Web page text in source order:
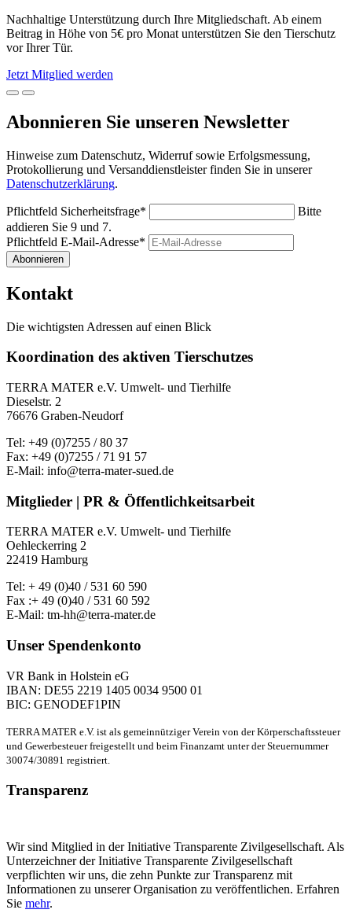
Nachhaltige Unterstützung durch Ihre Mitgliedschaft. Ab einem
Beitrag in Höhe von 5€ pro Monat unterstützen Sie den Tierschutz
vor Ihrer Tür.
Jetzt Mitglied werden
Abonnieren Sie unseren Newsletter
Hinweise zum Datenschutz, Widerruf sowie Erfolgsmessung,
Protokollierung und Versanddienstleister finden Sie in unserer
Datenschutzerklärung.
Pflichtfeld Sicherheitsfrage*
Bitte
addieren Sie 9 und 7.
Pflichtfeld E-Mail-Adresse*
Abonnieren
Kontakt
Die wichtigsten Adressen auf einen Blick
Koordination des aktiven Tierschutzes
TERRA MATER e.V. Umwelt- und Tierhilfe
Dieselstr. 2
76676 Graben-Neudorf
Tel: +49 (0)7255 / 80 37
Fax: +49 (0)7255 / 71 91 57
E-Mail: info@terra-mater-sued.de
Mitglieder | PR & Öffentlichkeitsarbeit
TERRA MATER e.V. Umwelt- und Tierhilfe
Oehleckerring 2
22419 Hamburg
Tel: + 49 (0)40 / 531 60 590
Fax :+ 49 (0)40 / 531 60 592
E-Mail: tm-hh@terra-mater.de
Unser Spendenkonto
VR Bank in Holstein eG
IBAN: DE55 2219 1405 0034 9500 01
BIC: GENODEF1PIN
TERRA MATER e.V. ist als gemeinnütziger Verein von der Körperschaftssteuer
und Gewerbesteuer freigestellt und beim Finanzamt unter der Steuernummer
30074/30891 registriert.
Transparenz
Wir sind Mitglied in der Initiative Transparente Zivilgesellschaft. Als
Unterzeichner der Initiative Transparente Zivilgesellschaft
verpflichten wir uns, die zehn Punkte zur Transparenz mit
Informationen zu unserer Organisation zu veröffentlichen. Erfahren
Sie mehr.